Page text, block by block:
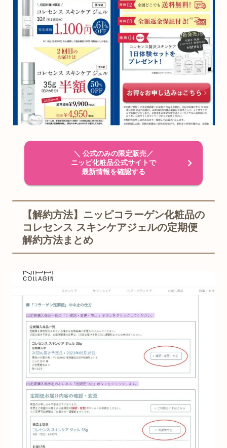
＼ 公式のみの限定販売／
ニッピ化粧品公式サイトで
最新情報を確認する
【解約方法】ニッピコラーゲン化粧品の
コレセンス スキンケアジェルの定期便
解約方法まとめ